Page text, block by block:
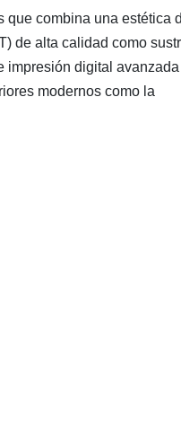
que combina una estética
de alta calidad como
impresión digital
modernos como la